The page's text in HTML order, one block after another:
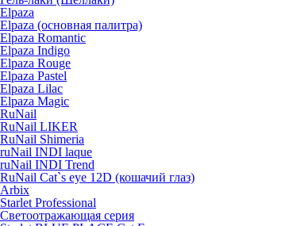
Elpaza
Elpaza (основная палитра)
Elpaza Romantic
Elpaza Indigo
Elpaza Rouge
Elpaza Pastel
Elpaza Lilac
Elpaza Magic
RuNail
RuNail LIKER
RuNail Shimeria
ruNail INDI laque
ruNail INDI Trend
RuNail Cat`s eye 12D (кошачий глаз)
Arbix
Starlet Professional
Светоотражающая серия